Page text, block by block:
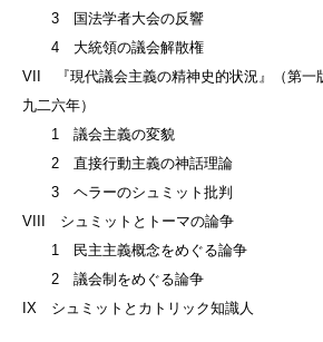
3 国法学者大会の反響
4 大統領の議会解散権
VII 『現代議会主義の精神史的状況』（第一
九二六年）
1 議会主義の変貌
2 直接行動主義の神話理論
3 ヘラーのシュミット批判
VIII シュミットとトーマの論争
1 民主主義概念をめぐる論争
2 議会制をめぐる論争
IX シュミットとカトリック知識人